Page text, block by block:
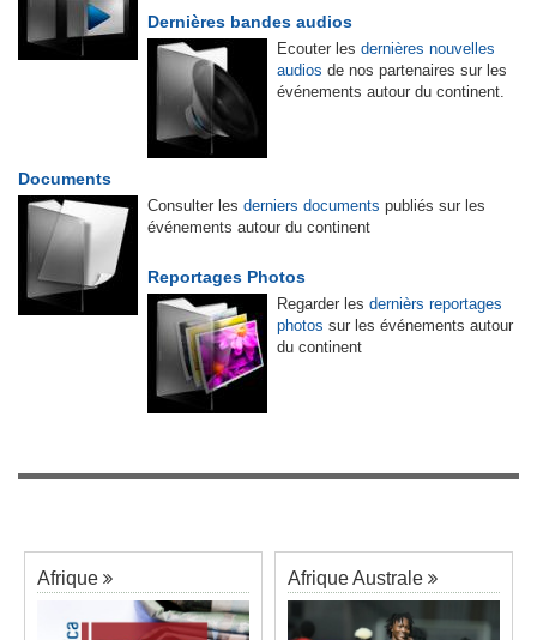
Dernières bandes audios
Ecouter les dernières nouvelles
audios de nos partenaires sur les
événements autour du continent.
Documents
Consulter les derniers documents publiés sur les
événements autour du continent
Reportages Photos
Regarder les dernièrs reportages
photos sur les événements autour
du continent
Afrique Afrique Australe